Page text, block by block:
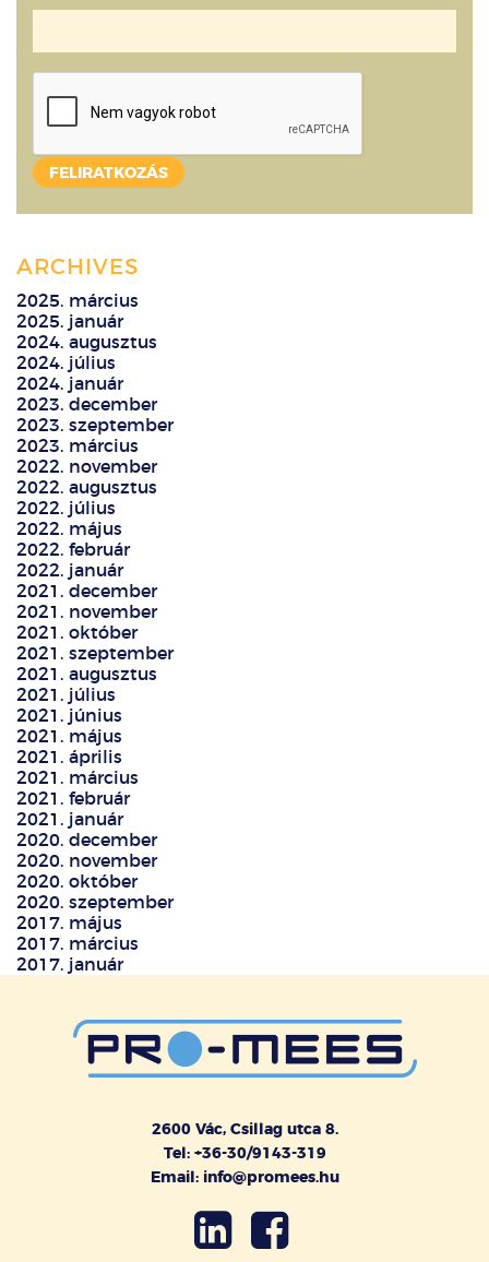
ARCHIVES
2025. március
2025. január
2024. augusztus
2024. július
2024. január
2023. december
2023. szeptember
2023. március
2022. november
2022. augusztus
2022. július
2022. május
2022. február
2022. január
2021. december
2021. november
2021. október
2021. szeptember
2021. augusztus
2021. július
2021. június
2021. május
2021. április
2021. március
2021. február
2021. január
2020. december
2020. november
2020. október
2020. szeptember
2017. május
2017. március
2017. január
2600 Vác, Csillag utca 8.
Tel: +36-30/9143-319
Email: info@promees.hu